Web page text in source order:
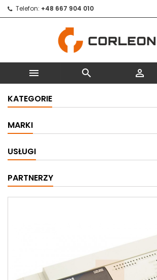
Telefon: +48 667 904 010
  
KATEGORIE
MARKI
USŁUGI
PARTNERZY